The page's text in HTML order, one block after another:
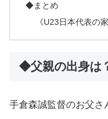
◆まとめ
《U23日本代表の
◆父親の出身は
手倉森誠監督のお父さ